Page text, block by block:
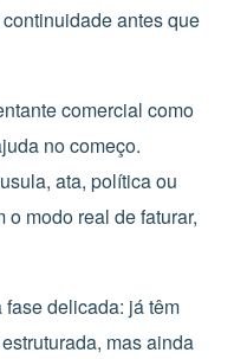
antes que
comercial como
no começo.
ata, política ou
modo real de faturar,
delicada: já têm
mas ainda